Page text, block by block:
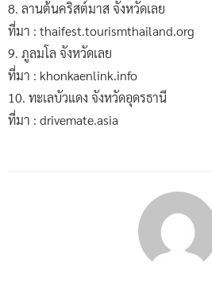
8. ลานต้นคริสต์มาส จังหวัดเลย
ที่มา : thaifest.tourismthailand.org
9. ภูลมโล จังหวัดเลย
ที่มา : khonkaenlink.info
10. ทะเลบัวแดง จังหวัดอุดรธานี
ที่มา : drivemate.asia